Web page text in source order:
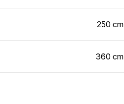
250 cm
360 cm